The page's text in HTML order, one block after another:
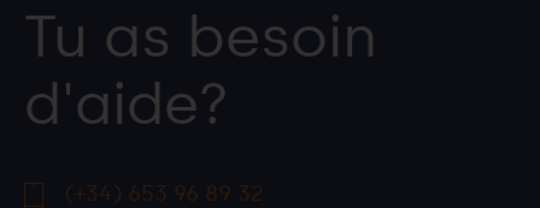
Tu as besoin
d'aide?
(+34) 653 96 89 32